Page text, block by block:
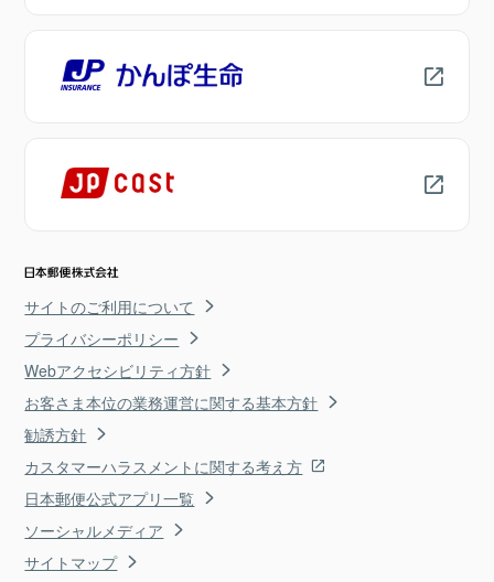
サイトのご利用について
プライバシーポリシー
Webアクセシビリティ方針
お客さま本位の業務運営に関する基本方針
勧誘方針
カスタマーハラスメントに関する考え方
日本郵便公式アプリ一覧
ソーシャルメディア
サイトマップ